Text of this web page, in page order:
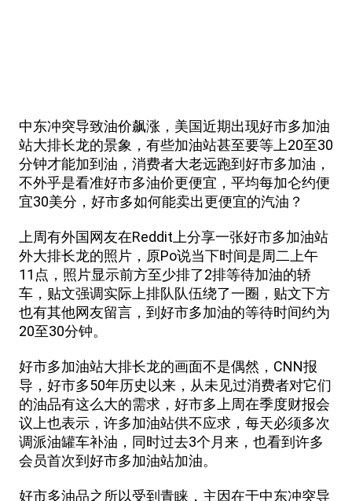
中东冲突导致油价飙涨，美国近期出现好市多加油
站大排长龙的景象，有些加油站甚至要等上20至30
分钟才能加到油，消费者大老远跑到好市多加油，
不外乎是看准好市多油价更便宜，平均每加仑约便
宜30美分，好市多如何能卖出更便宜的汽油？
上周有外国网友在Reddit上分享一张好市多加油站
外大排长龙的照片，原Po说当下时间是周二上午
11点，照片显示前方至少排了2排等待加油的轿
车，贴文强调实际上排队队伍绕了一圈，贴文下方
也有其他网友留言，到好市多加油的等待时间约为
20至30分钟。
好市多加油站大排长龙的画面不是偶然，CNN报
导，好市多50年历史以来，从未见过消费者对它们
的油品有这么大的需求，好市多上周在季度财报会
议上也表示，许多加油站供不应求，每天必须多次
调派油罐车补油，同时过去3个月来，也看到许多
会员首次到好市多加油站加油。
好市多油品之所以受到青睐，主因在于中东冲突导